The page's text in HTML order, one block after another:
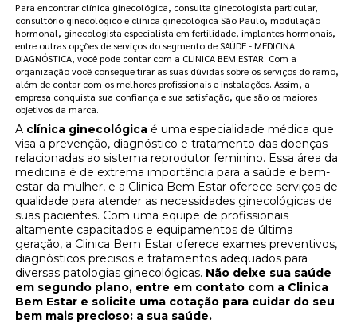
Para encontrar clínica ginecológica, consulta ginecologista particular,
consultório ginecológico e clínica ginecológica São Paulo, modulação
hormonal, ginecologista especialista em fertilidade, implantes hormonais,
entre outras opções de serviços do segmento de SAÚDE - MEDICINA
DIAGNÓSTICA, você pode contar com a CLINICA BEM ESTAR. Com a
organização você consegue tirar as suas dúvidas sobre os serviços do ramo,
além de contar com os melhores profissionais e instalações. Assim, a
empresa conquista sua confiança e sua satisfação, que são os maiores
objetivos da marca.
A clínica ginecológica é uma especialidade médica que
visa a prevenção, diagnóstico e tratamento das doenças
relacionadas ao sistema reprodutor feminino. Essa área da
medicina é de extrema importância para a saúde e bem-
estar da mulher, e a Clinica Bem Estar oferece serviços de
qualidade para atender as necessidades ginecológicas de
suas pacientes. Com uma equipe de profissionais
altamente capacitados e equipamentos de última
geração, a Clinica Bem Estar oferece exames preventivos,
diagnósticos precisos e tratamentos adequados para
diversas patologias ginecológicas. Não deixe sua saúde
em segundo plano, entre em contato com a Clinica
Bem Estar e solicite uma cotação para cuidar do seu
bem mais precioso: a sua saúde.